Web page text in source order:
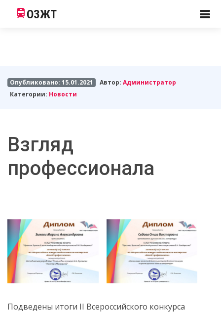
ОЗЖТ
Опубликовано: 15.01.2021 Автор:Администратор
Категории: Новости
Взгляд
профессионала
Подведены итоги II Всероссийского конкурса